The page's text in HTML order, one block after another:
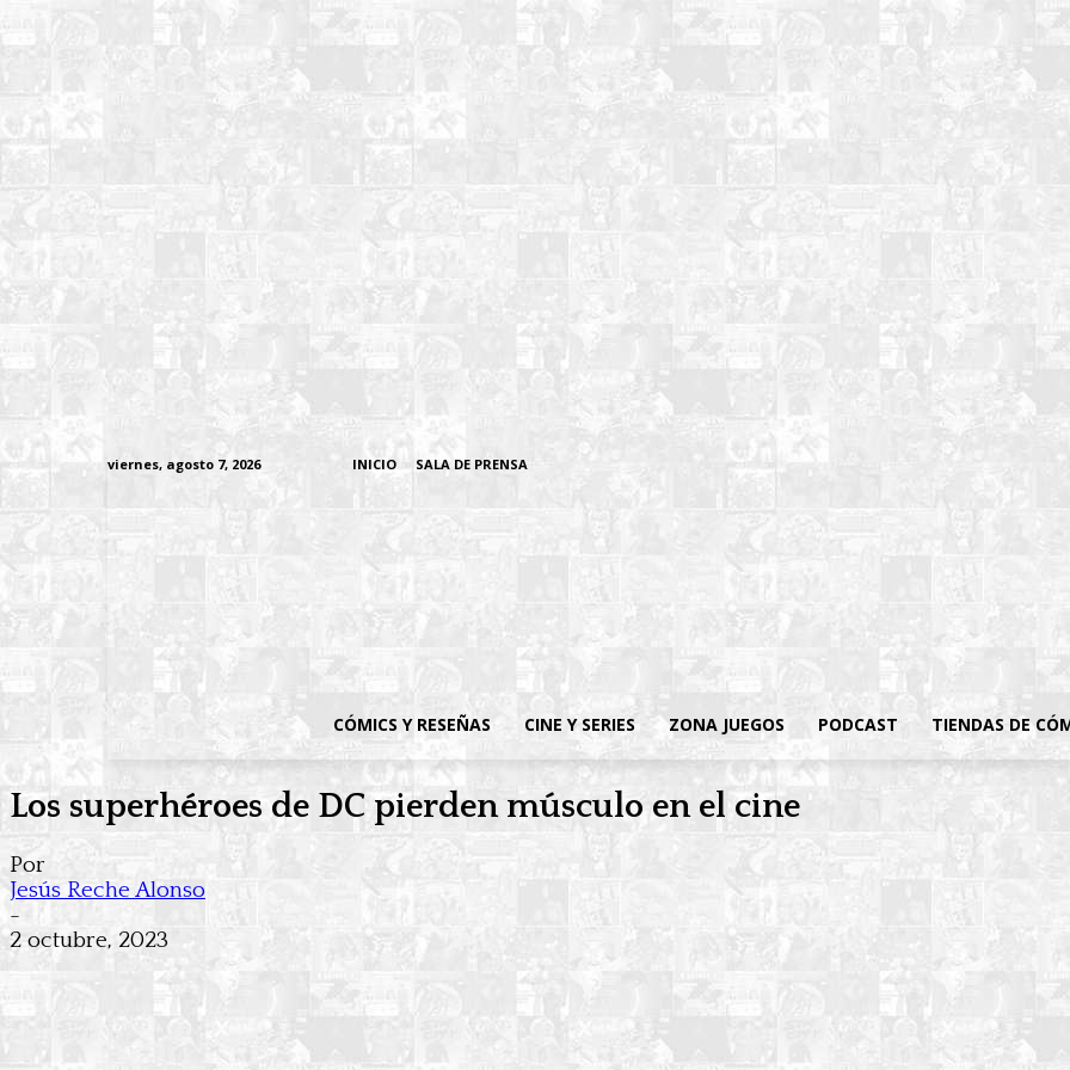
viernes, agosto 7, 2026 INICIO SALA DE PRENSA
CÓMICS Y RESEÑAS CINE Y SERIES ZONA JUEGOS PODCAST TIENDAS DE
Los superhéroes de DC pierden músculo en el cine
Por
Jesús Reche Alonso
-
2 octubre, 2023